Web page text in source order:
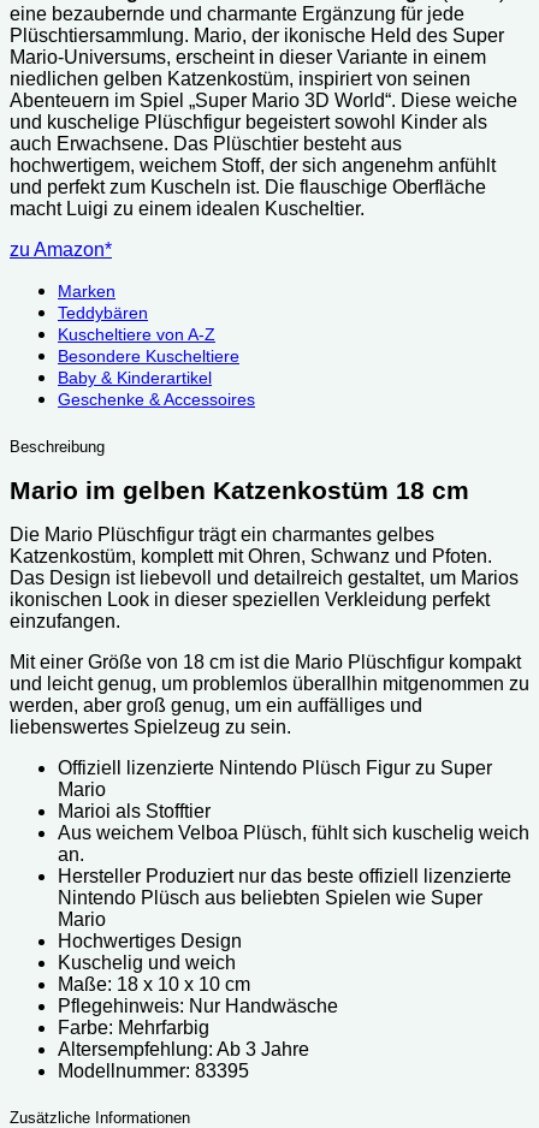
eine bezaubernde und charmante Ergänzung für jede
Plüschtiersammlung. Mario, der ikonische Held des Super
Mario-Universums, erscheint in dieser Variante in einem
niedlichen gelben Katzenkostüm, inspiriert von seinen
Abenteuern im Spiel „Super Mario 3D World“. Diese weiche
und kuschelige Plüschfigur begeistert sowohl Kinder als
auch Erwachsene. Das Plüschtier besteht aus
hochwertigem, weichem Stoff, der sich angenehm anfühlt
und perfekt zum Kuscheln ist. Die flauschige Oberfläche
macht Luigi zu einem idealen Kuscheltier.
zu Amazon*
Marken
Teddybären
Kuscheltiere von A-Z
Besondere Kuscheltiere
Baby & Kinderartikel
Geschenke & Accessoires
Beschreibung
Mario im gelben Katzenkostüm 18 cm
Die Mario Plüschfigur trägt ein charmantes gelbes
Katzenkostüm, komplett mit Ohren, Schwanz und Pfoten.
Das Design ist liebevoll und detailreich gestaltet, um Marios
ikonischen Look in dieser speziellen Verkleidung perfekt
einzufangen.
Mit einer Größe von 18 cm ist die Mario Plüschfigur kompakt
und leicht genug, um problemlos überallhin mitgenommen zu
werden, aber groß genug, um ein auffälliges und
liebenswertes Spielzeug zu sein.
Offiziell lizenzierte Nintendo Plüsch Figur zu Super
Mario
Marioi als Stofftier
Aus weichem Velboa Plüsch, fühlt sich kuschelig weich
an.
Hersteller Produziert nur das beste offiziell lizenzierte
Nintendo Plüsch aus beliebten Spielen wie Super
Mario
Hochwertiges Design
Kuschelig und weich
Maße: 18 x 10 x 10 cm
Pflegehinweis: Nur Handwäsche
Farbe: Mehrfarbig
Altersempfehlung: Ab 3 Jahre
Modellnummer: ‎‎83395
Zusätzliche Informationen